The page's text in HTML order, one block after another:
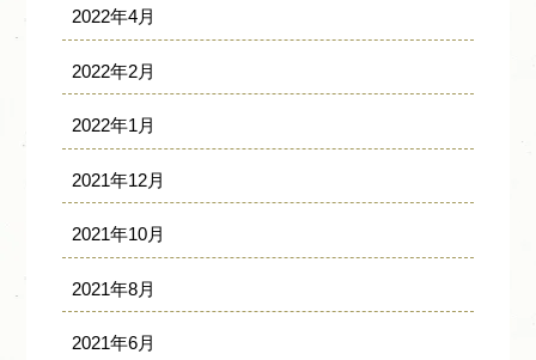
2022年4月
2022年2月
2022年1月
2021年12月
2021年10月
2021年8月
2021年6月